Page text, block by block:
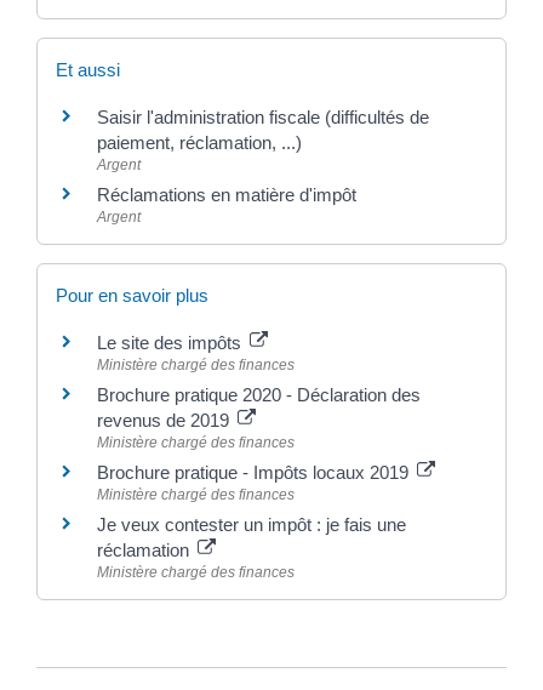
Et aussi
Saisir l'administration fiscale (difficultés de
paiement, réclamation, ...)
Argent
Réclamations en matière d'impôt
Argent
Pour en savoir plus
Le site des impôts
Ministère chargé des finances
Brochure pratique 2020 - Déclaration des
revenus de 2019
Ministère chargé des finances
Brochure pratique - Impôts locaux 2019
Ministère chargé des finances
Je veux contester un impôt : je fais une
réclamation
Ministère chargé des finances